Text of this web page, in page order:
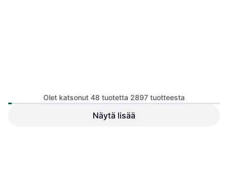
Samsung Galaxy A17 4G
Olet katsonut 48 tuotetta 2897 tuotteesta
Näytä lisää